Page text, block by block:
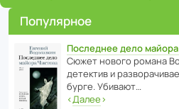
Популярное
Последнее дело
Сюжет нового романа
дете­ктив и
бурге. Убивают…
‹Далее›